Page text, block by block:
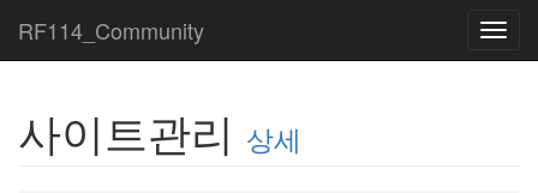
RF114_Community
사이트관리 상세